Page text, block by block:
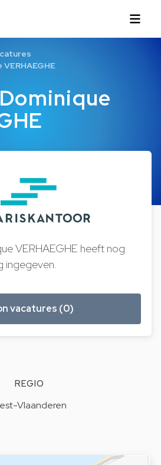
VERHAEGHE heeft nog
ingegeven.
vacatures (0)
REGIO
Vlaanderen